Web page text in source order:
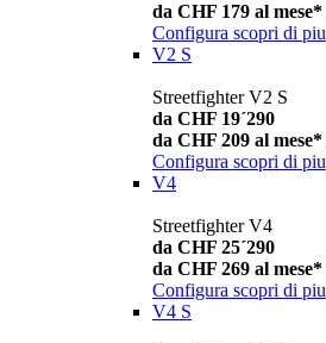
da CHF 179 al mese*
Configura scopri di piu
V2 S
Streetfighter V2 S
da CHF 19´290
da CHF 209 al mese*
Configura scopri di piu
V4
Streetfighter V4
da CHF 25´290
da CHF 269 al mese*
Configura scopri di piu
V4 S